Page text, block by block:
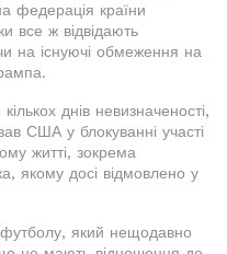
федерація країни
все ж відвідають
на існуючі обмеження на
днів невизначеності,
США у блокуванні участі
житті, зокрема
якому досі відмовлено у
футболу, який нещодавно